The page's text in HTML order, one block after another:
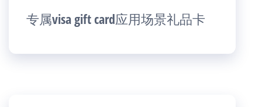
专属visa gift card应用场景礼品卡